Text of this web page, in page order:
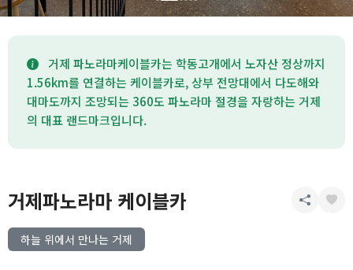
거제 파노라마케이블카는 학동고개에서 노자산 정상까지
1.56km를 연결하는 케이블카로, 상부 전망대에서 다도해와
대마도까지 조망되는 360도 파노라마 절경을 자랑하는 거제
의 대표 랜드마크입니다.
거제파노라마 케이블카
하늘 위에서 만나는 거제